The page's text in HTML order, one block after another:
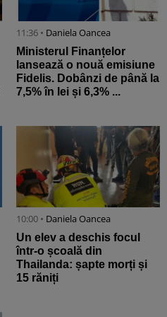
11:36 • Daniela Oancea
Ministerul Finanțelor
lansează o nouă emisiune
Fidelis. Dobânzi de până la
7,5% în lei și 6,3% ...
10:00 • Daniela Oancea
Un elev a deschis focul
într-o școală din
Thailanda: șapte morți și
15 răniți